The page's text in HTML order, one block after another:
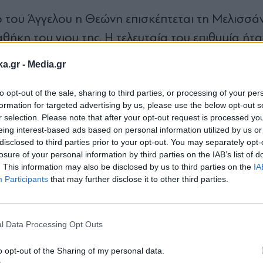
- Media.gr
opt-out of the sale, sharing to third parties, or processing of your
for targeted advertising by us, please use the below opt-out
selection. Please note that after your opt-out request is processed
interest-based ads based on personal information utilized by us
to third parties prior to your opt-out. You may separately
of your personal information by third parties on the IAB’s list of
This information may also be disclosed by us to third parties on the
Participants that may further disclose it to other third parties.
Data Processing Opt Outs
opt-out of the Sharing of my personal data.
Άγγελου η Θεώνη επισκέπτεται τη
του γιου της. Η τελευταία του επιθυμία
την ενηλικίωση του παιδιού τη διαχείριση
στο παιδί, αλλά και επιθυμία για δωρεά
«Σήμερα ανοίχτηκε η διαθήκη του
στο Λαγονήσι στον Γεράσιμο. Μέχρι να
που του έχει αφήσει ο πατέρας του.
Ελπίζω να διαχειριστείς καλά αυτά τα
που δεν αντέχεται
Μελισσάνθη ζει τις πιο σκληρές στιγμές της.
μάχη για τη ζωή του, ζητά να τον δει για μία
οργή της Θεώνης, που δεν μπορεί να δεχτεί
newsletter